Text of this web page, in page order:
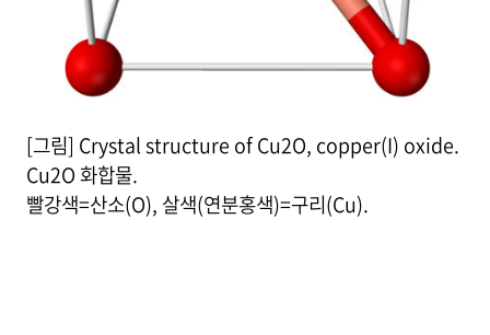
[그림] Crystal structure of Cu2O, copper(I) oxide.
Cu2O 화합물.
빨강색=산소(O), 살색(연분홍색)=구리(Cu).